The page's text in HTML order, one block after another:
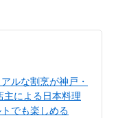
ルな割烹が神戸・
主による日本料理
でも楽しめる